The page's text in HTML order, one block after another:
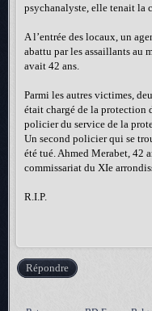
psychanalyste, elle tenait
A l’entrée des locaux, un
abattu par les assaillants au
avait 42 ans.
Parmi les autres victimes,
était chargé de la protection
policier du service de la
Un second policier qui se
été tué. Ahmed Merabet, 42
commissariat du XIe
R.I.P.
Répondre